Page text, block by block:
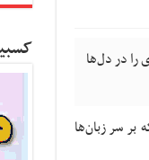
را در دل‌ها
سر زبان‌ها